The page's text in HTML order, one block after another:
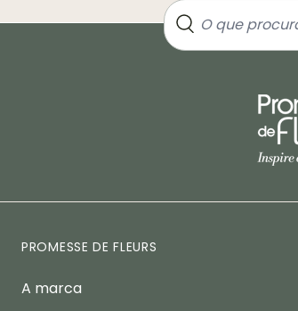
PROMESSE DE FLEURS
A marca